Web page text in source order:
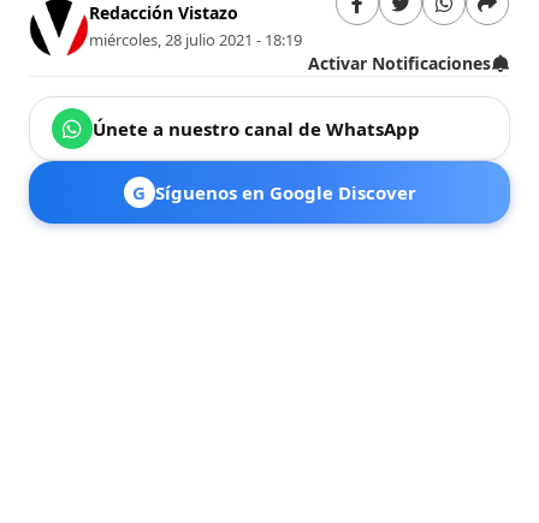
Redacción Vistazo
miércoles, 28 julio 2021 - 18:19
Activar Notificaciones
Únete a nuestro canal de WhatsApp
G Síguenos en Google Discover